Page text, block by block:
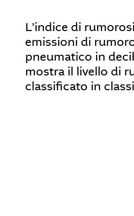
L’indice di
emissioni di
pneumatico in
mostra il livello di
classificato in